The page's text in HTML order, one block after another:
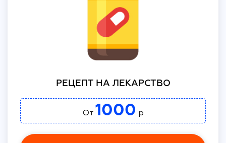
РЕЦЕПТ НА ЛЕКАРСТВО
От 1000 р